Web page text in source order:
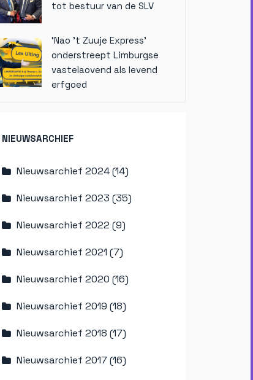
tot bestuur van de SLV
‘Nao ’t Zuuje Express’
onderstreept Limburgse
vastelaovend als levend
erfgoed
NIEUWSARCHIEF
Nieuwsarchief 2024 (14)
Nieuwsarchief 2023 (35)
Nieuwsarchief 2022 (9)
Nieuwsarchief 2021 (7)
Nieuwsarchief 2020 (16)
Nieuwsarchief 2019 (18)
Nieuwsarchief 2018 (17)
Nieuwsarchief 2017 (16)